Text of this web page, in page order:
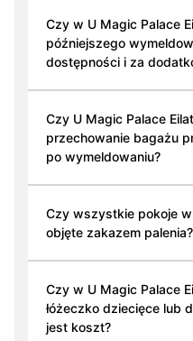
Czy w U Magic Palace
późniejszego
dostępności i za
Czy U Magic Palace
przechowanie bagażu
po wymeldowaniu?
Czy wszystkie pokoje
objęte zakazem palenia?
Czy w U Magic Palace
łóżeczko dziecięce lub
jest koszt?